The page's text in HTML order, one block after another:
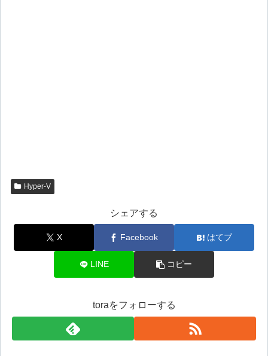
Hyper-V
シェアする
X Facebook はてブ
LINE コピー
toraをフォローする